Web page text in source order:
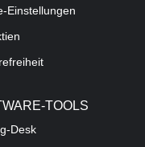
Einstellungen
TOOLS
Desk